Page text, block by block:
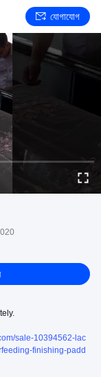
যোগাযোগ
sale-10394562-lac
finishing-padd